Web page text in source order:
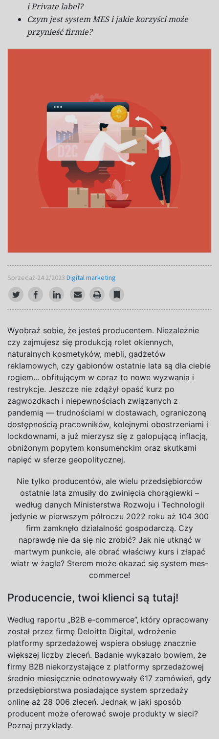
i Private label?
Czym jest system MES i jakie korzyści może
przynieść firmie?
Sprzedaż-24 2/2023 Digital marketing
Wyobraź sobie, że jesteś producentem. Niezależnie
czy zajmujesz się produkcją rolet okiennych,
naturalnych kosmetyków, mebli, gadżetów
reklamowych, czy gabionów ostatnie lata są dla ciebie
rogiem... obfitującym w coraz to nowe wyzwania i
restrykcje. Jeszcze nie zdążył opaść kurz po
zagwozdkach i niepewnościach związanych z
pandemią — trudnościami w dostawach, ograniczoną
dostępnością pracowników, kolejnymi obostrzeniami i
lockdownami, a już mierzysz się z galopującą inflacją,
obniżonym popytem konsumenckim oraz skutkami
napięć w sferze geopolitycznej.
Nie tylko producentów, ale wielu przedsiębiorców
ostatnie lata zmusiły do zwinięcia chorągiewki –
według danych Ministerstwa Rozwoju i Technologii
jedynie w pierwszym półroczu 2022 roku aż 104 300
firm zamknęło działalność gospodarczą. Czy
naprawdę nie da się nic zrobić? Jak nie utknąć w
martwym punkcie, ale obrać właściwy kurs i złapać
wiatr w żagle? Sterem może okazać się system mes-
commerce!
Producencie, twoi klienci są tutaj!
Według raportu „B2B e-commerce”, który opracowany
został przez firmę Deloitte Digital, wdrożenie
platformy sprzedażowej wspiera obsługę znacznie
większej liczby zleceń. Badanie wykazało bowiem, że
firmy B2B niekorzystające z platformy sprzedażowej
średnio miesięcznie odnotowywały 617 zamówień, gdy
przedsiębiorstwa posiadające system sprzedaży
online aż 28 006 zleceń. Jednak w jaki sposób
producent może oferować swoje produkty w sieci?
Poznaj przykłady.